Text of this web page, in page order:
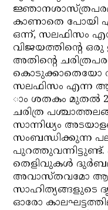
കാണാതെ പോയി
ഒന്ന്, സലഫിസം
വിജയത്തിന്റെ
അതിന്റെ
കൊടുക്കാതെയോ
സലഫിസം എന്ന
ാം ശതകം മുതല്‍
ചരിത്ര
സാന്നിധ്യം
സംബന്ധിക്കുന്ന
തെളിവുകള്‍
അവാസ്തവമോ
സാഹിത്യങ്ങളുടെ
ഓരോ